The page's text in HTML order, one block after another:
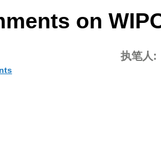
on
执笔人: